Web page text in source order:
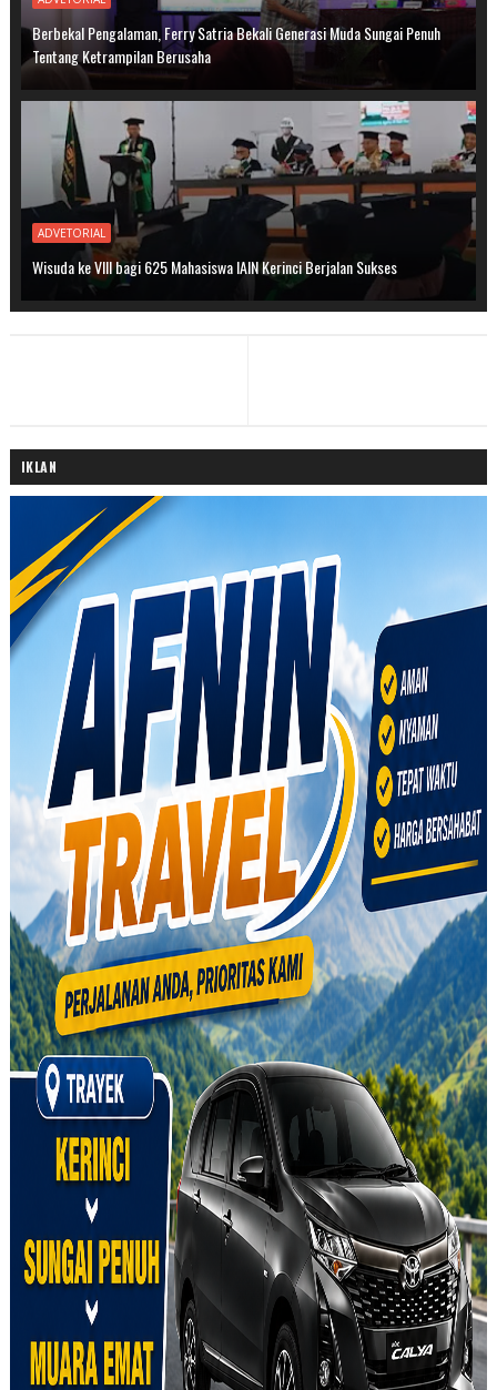
Berbekal Pengalaman, Ferry Satria Bekali Generasi Muda Sungai Penuh
Tentang Ketrampilan Berusaha
ADVETORIAL
Wisuda ke VIII bagi 625 Mahasiswa IAIN Kerinci Berjalan Sukses
IKLAN